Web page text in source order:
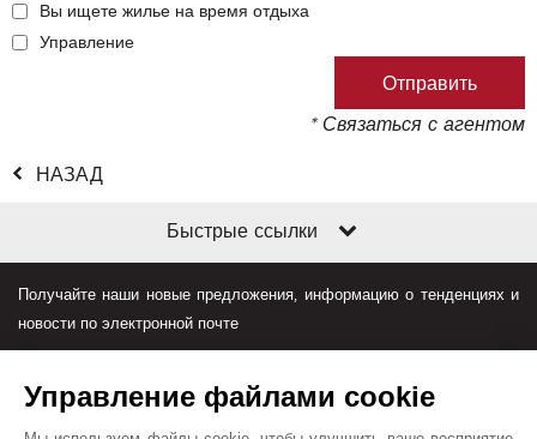
Вы ищете жилье на время отдыха
Управление
* Связаться с агентом
НАЗАД
Быстрые ссылки
Получайте наши новые предложения, информацию о тенденциях и
новости по электронной почте
Управление файлами cookie